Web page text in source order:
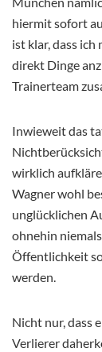
hiermit sofort
ist klar, dass
direkt Dinge
Trainerteam
Inwieweit das
wirklich
Wagner wohl
unglücklichen
ohnehin
Öffentlichkeit
werden.
Nicht nur, dass
Verlierer